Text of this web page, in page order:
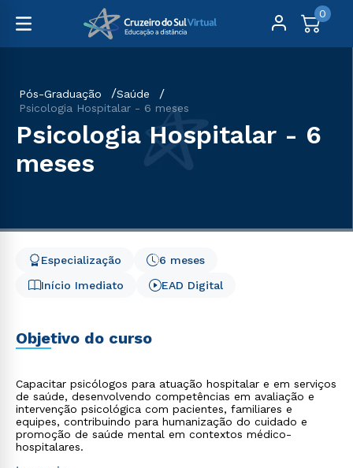
0
Pós-Graduação
Saúde
Psicologia Hospitalar - 6 meses
Psicologia Hospitalar - 6
meses
Início Imediato
6 meses
Especialização
EAD Digital
Objetivo do curso
Capacitar psicólogos para atuação hospitalar e em serviços
de saúde, desenvolvendo competências em avaliação e
intervenção psicológica com pacientes, familiares e
equipes, contribuindo para humanização do cuidado e
promoção de saúde mental em contextos médico-
hospitalares.